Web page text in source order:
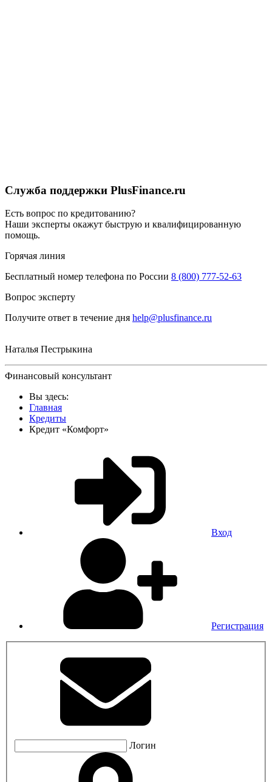
Служба поддержки PlusFinance.ru
Есть вопрос по кредитованию?
Наши эксперты окажут быструю и квалифицированную
помощь.
Горячая линия
Бесплатный номер телефона по России 8 (800) 777-52-63
Вопрос эксперту
Получите ответ в течение дня help@plusfinance.ru
Наталья Пестрыкина
Финансовый консультант
Вы здесь:
Главная
Кредиты
Кредит «Комфорт»
Вход
Регистрация
Логин